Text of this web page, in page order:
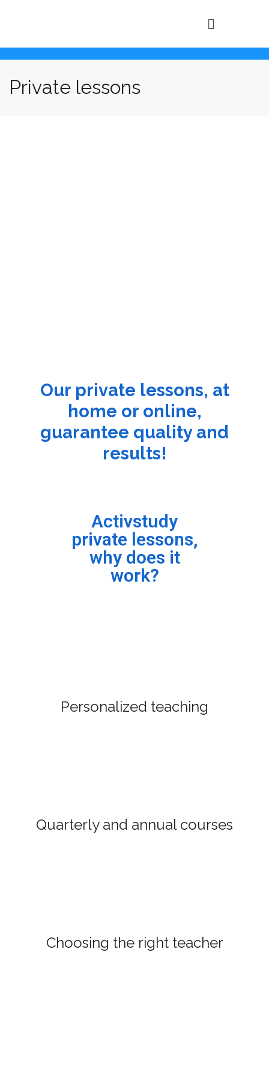
Private lessons
Our private lessons, at
home or online,
guarantee quality and
results!
Activstudy
private lessons,
why does it
work?
Personalized teaching
Quarterly and annual courses
Choosing the right teacher